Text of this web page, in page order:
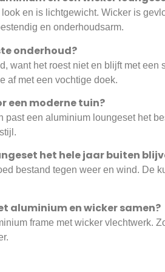
en is lichtgewicht. Wicker is
en onderhoudsarm.
onderhoud?
want het roest niet en blijft met een
af met een vochtige doek.
een moderne tuin?
past een aluminium loungeset het
het hele jaar buiten
bestand tegen weer en wind. De
aluminium en wicker samen?
frame met wicker vlechtwerk.